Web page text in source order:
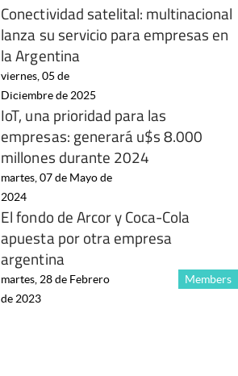
Conectividad satelital: multinacional
lanza su servicio para empresas en
la Argentina
viernes, 05 de
Diciembre de 2025
IoT, una prioridad para las
empresas: generará u$s 8.000
millones durante 2024
martes, 07 de Mayo de
2024
El fondo de Arcor y Coca-Cola
apuesta por otra empresa
argentina
Members
martes, 28 de Febrero
de 2023